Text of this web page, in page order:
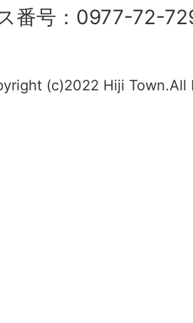
番号：0977-72-
(c)2022 Hiji Town.All